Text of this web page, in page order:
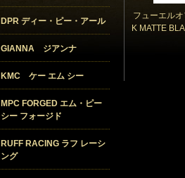
フューエル
K MATTE
DPR ディー・ピー・アール
GIANNA ジアンナ
KMC ケー エム シー
MPC FORGED エム・ピー
シー フォージド
RUFF RACING ラフ レーシ
ング